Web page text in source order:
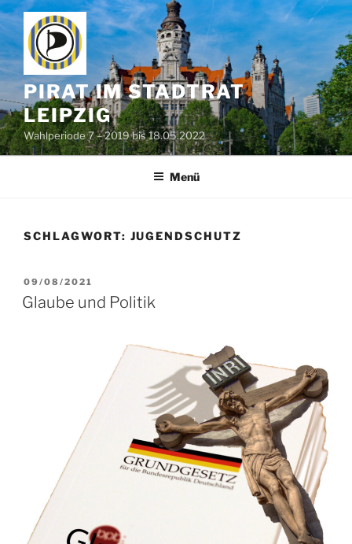
Zum
Inhalt
springen
PIRAT IM STADTRAT
LEIPZIG
Wahlperiode 7 – 2019 bis 18.05.2022
Menü
SCHLAGWORT: JUGENDSCHUTZ
VERÖFFENTLICHT
AM
09/08/2021
Glaube und Politik